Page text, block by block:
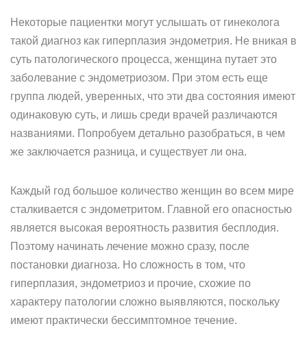
Некоторые пациентки могут услышать от гинеколога
такой диагноз как гиперплазия эндометрия. Не вникая в
суть патологического процесса, женщина путает это
заболевание с эндометриозом. При этом есть еще
группа людей, уверенных, что эти два состояния имеют
одинаковую суть, и лишь среди врачей различаются
названиями. Попробуем детально разобраться, в чем
же заключается разница, и существует ли она.
Каждый год большое количество женщин во всем мире
сталкивается с эндометритом. Главной его опасностью
является высокая вероятность развития бесплодия.
Поэтому начинать лечение можно сразу, после
постановки диагноза. Но сложность в том, что
гиперплазия, эндометриоз и прочие, схожие по
характеру патологии сложно выявляются, поскольку
имеют практически бессимптомное течение.